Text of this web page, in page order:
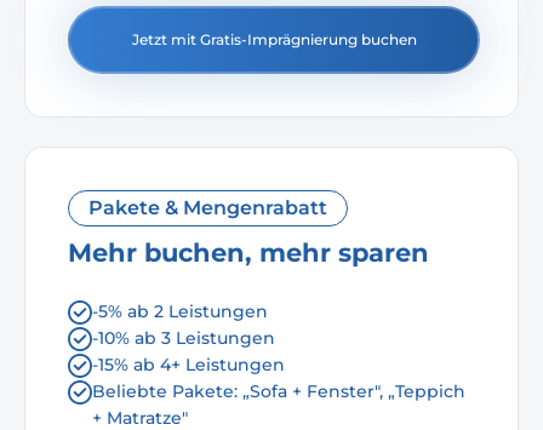
Jetzt mit Gratis-Imprägnierung buchen
Pakete & Mengenrabatt
Mehr buchen, mehr sparen
-5% ab 2 Leistungen
-10% ab 3 Leistungen
-15% ab 4+ Leistungen
Beliebte Pakete: „Sofa + Fenster", „Teppich
+ Matratze"